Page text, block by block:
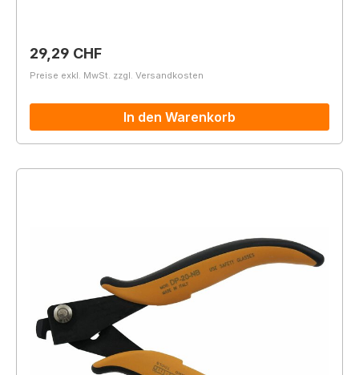
Regulärer Preis:
29,29 CHF
Preise exkl. MwSt. zzgl. Versandkosten
In den Warenkorb